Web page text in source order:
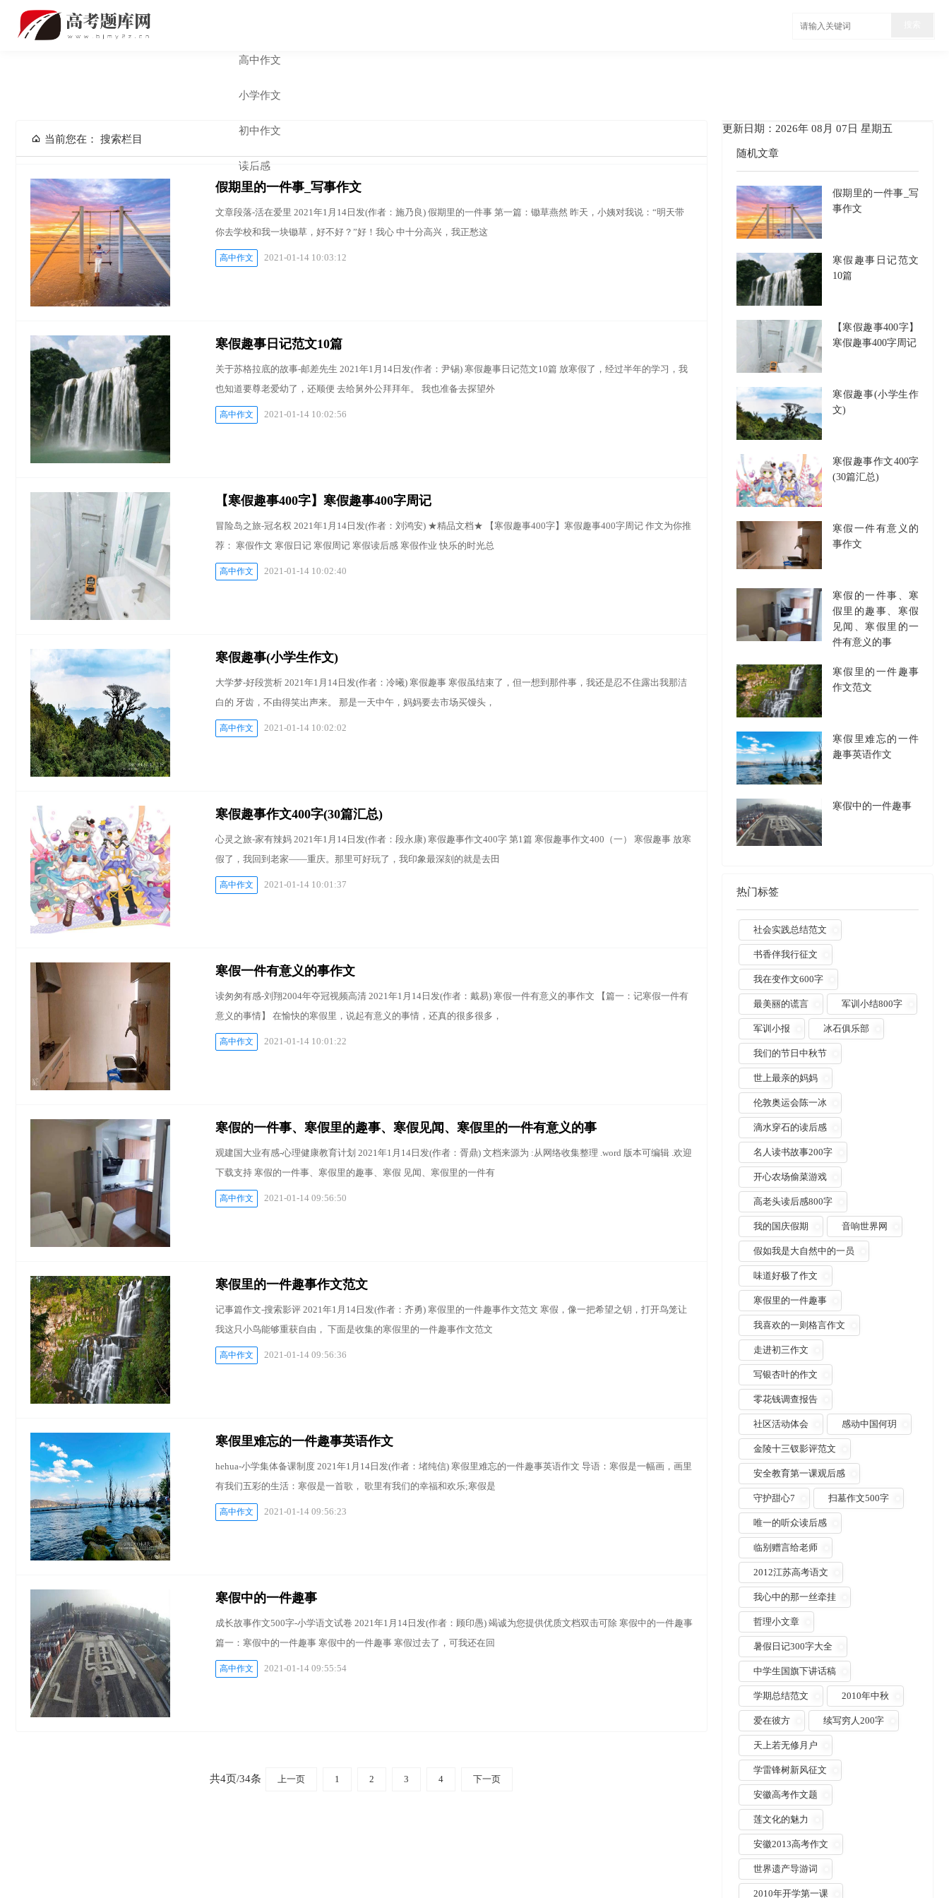
高中作文
小学作文
初中作文
读后感
当前您在： 搜索栏目
假期里的一件事_写事作文
文章段落-活在爱里 2021年1月14日发(作者：施乃良) 假期里的一件事 第一篇：锄草燕然 昨天，小姨对我说：“明天带
你去学校和我一块锄草，好不好？”好！我心 中十分高兴，我正愁这
高中作文 2021-01-14 10:03:12
寒假趣事日记范文10篇
关于苏格拉底的故事-邮差先生 2021年1月14日发(作者：尹锡) 寒假趣事日记范文10篇 放寒假了，经过半年的学习，我
也知道要尊老爱幼了，还顺便 去给舅外公拜拜年。 我也准备去探望外
高中作文 2021-01-14 10:02:56
【寒假趣事400字】寒假趣事400字周记
冒险岛之旅-冠名权 2021年1月14日发(作者：刘鸿安) ★精品文档★ 【寒假趣事400字】寒假趣事400字周记 作文为你推
荐： 寒假作文 寒假日记 寒假周记 寒假读后感 寒假作业 快乐的时光总
高中作文 2021-01-14 10:02:40
寒假趣事(小学生作文)
大学梦-好段赏析 2021年1月14日发(作者：冷曦) 寒假趣事 寒假虽结束了，但一想到那件事，我还是忍不住露出我那洁
白的 牙齿，不由得笑出声来。 那是一天中午，妈妈要去市场买馒头，
高中作文 2021-01-14 10:02:02
寒假趣事作文400字(30篇汇总)
心灵之旅-家有辣妈 2021年1月14日发(作者：段永康) 寒假趣事作文400字 第1篇 寒假趣事作文400（一） 寒假趣事 放寒
假了，我回到老家――重庆。那里可好玩了，我印象最深刻的就是去田
高中作文 2021-01-14 10:01:37
寒假一件有意义的事作文
读匆匆有感-刘翔2004年夺冠视频高清 2021年1月14日发(作者：戴易) 寒假一件有意义的事作文 【篇一：记寒假一件有
意义的事情】 在愉快的寒假里，说起有意义的事情，还真的很多很多，
高中作文 2021-01-14 10:01:22
寒假的一件事、寒假里的趣事、寒假见闻、寒假里的一件有意义的事
观建国大业有感-心理健康教育计划 2021年1月14日发(作者：胥鼎) 文档来源为 :从网络收集整理 .word 版本可编辑 .欢迎
下载支持 寒假的一件事、寒假里的趣事、寒假 见闻、寒假里的一件有
高中作文 2021-01-14 09:56:50
寒假里的一件趣事作文范文
记事篇作文-搜索影评 2021年1月14日发(作者：齐勇) 寒假里的一件趣事作文范文 寒假，像一把希望之钥，打开鸟笼让
我这只小鸟能够重获自由， 下面是收集的寒假里的一件趣事作文范文
高中作文 2021-01-14 09:56:36
寒假里难忘的一件趣事英语作文
hehua-小学集体备课制度 2021年1月14日发(作者：堵纯信) 寒假里难忘的一件趣事英语作文 导语：寒假是一幅画，画里
有我们五彩的生活：寒假是一首歌， 歌里有我们的幸福和欢乐;寒假是
高中作文 2021-01-14 09:56:23
寒假中的一件趣事
成长故事作文500字-小学语文试卷 2021年1月14日发(作者：顾印愚) 竭诚为您提供优质文档双击可除 寒假中的一件趣事
篇一：寒假中的一件趣事 寒假中的一件趣事 寒假过去了，可我还在回
高中作文 2021-01-14 09:55:54
共4页/34条 上一页 1 2 3 4 下一页
更新日期：2026年 08月 07日 星期五
随机文章
假期里的一件事_写
事作文
寒假趣事日记范文
10篇
【寒假趣事400字】
寒假趣事400字周记
寒假趣事(小学生作
文)
寒假趣事作文400字
(30篇汇总)
寒假一件有意义的
事作文
寒假的一件事、寒
假里的趣事、寒假
见闻、寒假里的一
件有意义的事
寒假里的一件趣事
作文范文
寒假里难忘的一件
趣事英语作文
寒假中的一件趣事
热门标签
社会实践总结范文
书香伴我行征文
我在变作文600字
最美丽的谎言 军训小结800字
军训小报 冰石俱乐部
我们的节日中秋节
世上最亲的妈妈
伦敦奥运会陈一冰
滴水穿石的读后感
名人读书故事200字
开心农场偷菜游戏
高老头读后感800字
我的国庆假期 音响世界网
假如我是大自然中的一员
味道好极了作文
寒假里的一件趣事
我喜欢的一则格言作文
走进初三作文
写银杏叶的作文
零花钱调查报告
社区活动体会 感动中国何玥
金陵十三钗影评范文
安全教育第一课观后感
守护甜心7 扫墓作文500字
唯一的听众读后感
临别赠言给老师
2012江苏高考语文
我心中的那一丝牵挂
哲理小文章
暑假日记300字大全
中学生国旗下讲话稿
学期总结范文 2010年中秋
爱在彼方 续写穷人200字
天上若无修月户
学雷锋树新风征文
安徽高考作文题
莲文化的魅力
安徽2013高考作文
世界遗产导游词
2010年开学第一课